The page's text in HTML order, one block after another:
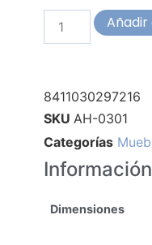
8411030297216
SKU AH-0301
Categorías
Dimensiones